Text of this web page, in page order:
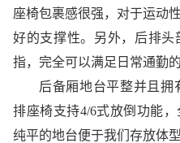
座椅包裹感很强，对于运动
好的支撑性。另外，后排
指，完全可以满足日常通勤
后备厢地台平整并且拥
排座椅支持4/6式放倒功能
纯平的地台便于我们存放体